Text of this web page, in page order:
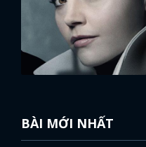
BÀI MỚI NHẤT